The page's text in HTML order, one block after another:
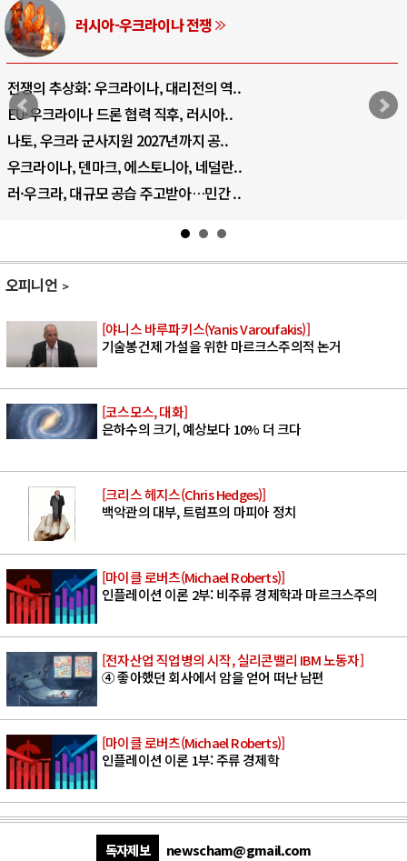
러시아-우크라이나 전쟁
전쟁의 추상화: 우크라이나, 대리전의 역..
EU·우크라이나 드론 협력 직후, 러시아..
나토, 우크라 군사지원 2027년까지 공..
우크라이나, 덴마크, 에스토니아, 네덜란..
러·우크라, 대규모 공습 주고받아…민간 ..
오피니언
[야니스 바루파키스(Yanis Varoufakis)]
기술봉건제 가설을 위한 마르크스주의적 논거
[코스모스, 대화]
은하수의 크기, 예상보다 10% 더 크다
[크리스 헤지스(Chris Hedges)]
백악관의 대부, 트럼프의 마피아 정치
[마이클 로버츠(Michael Roberts)]
인플레이션 이론 2부: 비주류 경제학과 마르크스주의
[전자산업 직업병의 시작, 실리콘밸리 IBM 노동자]
④ 좋아했던 회사에서 암을 얻어 떠난 남편
[마이클 로버츠(Michael Roberts)]
인플레이션 이론 1부: 주류 경제학
독자제보 newscham@gmail.com